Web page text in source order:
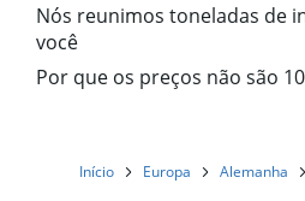
Nós reunimos toneladas de
você
Por que os preços não são
Início Europa Alemanha